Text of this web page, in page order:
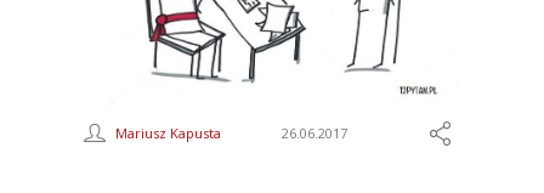
Mariusz Kapusta 26.06.2017